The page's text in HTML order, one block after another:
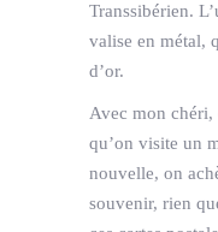
Transsibérien.
valise en métal,
d’or.
Avec mon chéri,
qu’on visite un
nouvelle, on
souvenir, rien